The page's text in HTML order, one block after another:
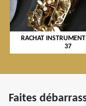
RACHAT
37
Faites